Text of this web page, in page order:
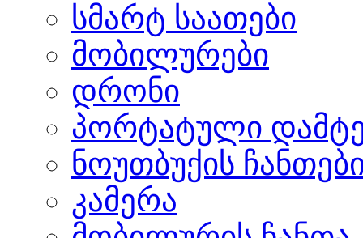
სმარტ საათები
მობილურები
დრონი
პორტატული
ნოუთბუქის
კამერა